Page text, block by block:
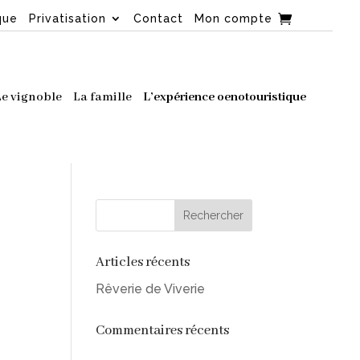
Privatisation Contact Mon compte
vignoble La famille L’expérience oenotouristique
Articles récents
Rêverie de Viverie
Commentaires récents